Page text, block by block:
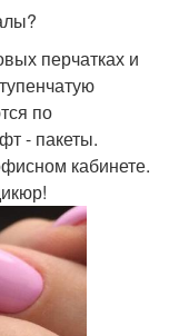
перчатках и
по
- пакеты.
кабинете.